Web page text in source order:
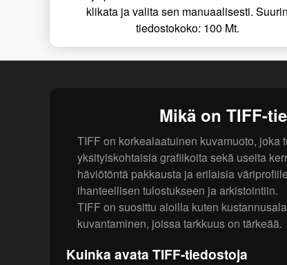
klikata ja valita sen manuaalisesti. Suurin
tiedostokoko: 100 Mt.
Mikä on TIFF-
TIFF on korkealaatuinen kuvamuoto, joka
yksityiskohtaisia grafiikoita sekä useita
häviötöntä pakkausta ja erilaisia
ihanteellisen tulostukseen ja arkistointiin.
TIFF on suosittu aloilla kuten
kuvantaminen, joissa tarkkuus on tärkeää.
Kuinka avata TIFF-tiedostoja